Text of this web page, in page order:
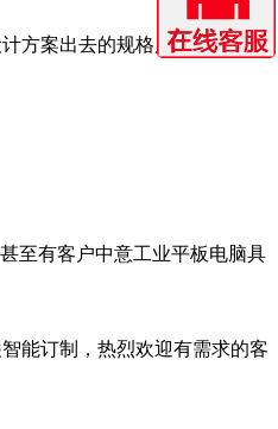
方案出去的规格尺寸。此外在
至有客户中意工业平板电脑具
能订制，热烈欢迎有需求的客